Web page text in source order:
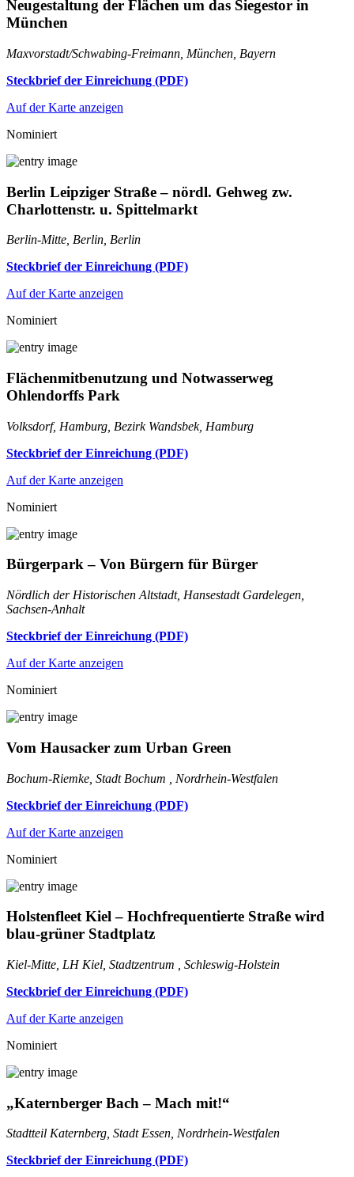
Neugestaltung der Flächen um das Siegestor in
München
Maxvorstadt/Schwabing-Freimann, München, Bayern
Steckbrief der Einreichung (PDF)
Auf der Karte anzeigen
Nominiert
Berlin Leipziger Straße – nördl. Gehweg zw.
Charlottenstr. u. Spittelmarkt
Berlin-Mitte, Berlin, Berlin
Steckbrief der Einreichung (PDF)
Auf der Karte anzeigen
Nominiert
Flächenmitbenutzung und Notwasserweg
Ohlendorffs Park
Volksdorf, Hamburg, Bezirk Wandsbek, Hamburg
Steckbrief der Einreichung (PDF)
Auf der Karte anzeigen
Nominiert
Bürgerpark – Von Bürgern für Bürger
Nördlich der Historischen Altstadt, Hansestadt Gardelegen,
Sachsen-Anhalt
Steckbrief der Einreichung (PDF)
Auf der Karte anzeigen
Nominiert
Vom Hausacker zum Urban Green
Bochum-Riemke, Stadt Bochum , Nordrhein-Westfalen
Steckbrief der Einreichung (PDF)
Auf der Karte anzeigen
Nominiert
Holstenfleet Kiel – Hochfrequentierte Straße wird
blau-grüner Stadtplatz
Kiel-Mitte, LH Kiel, Stadtzentrum , Schleswig-Holstein
Steckbrief der Einreichung (PDF)
Auf der Karte anzeigen
Nominiert
„Katernberger Bach – Mach mit!“
Stadtteil Katernberg, Stadt Essen, Nordrhein-Westfalen
Steckbrief der Einreichung (PDF)